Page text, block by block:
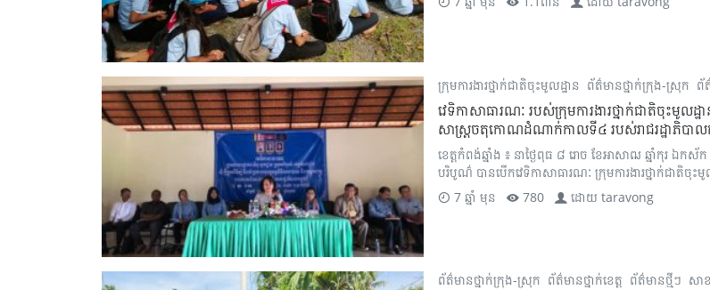
ក្រុមការងារថ្នាក់ជាតិចុះមូលដ្ឋាន ព័ត៌មានថ្នាក់ក្រុង-ស្រុក ព័
វេទិកាសាធារណៈ របស់ក្រុមការងារថ្នាក់ជាតិចុះមូល
សាស្រ្តចតុកោណដំណាក់កាលទី៤ របស់រាជរដ្ឋាភិបាលក
ខេត្តកំពង់ឆ្នាំង ៖ នាថ្ងៃពុធ ៨ រោច ខែអាសាឍ ឆ្នាំកុរ ឯ
បរិបូណ៌ បានបើកវេទិកាសាធារណៈ ក្រុមការងារថ្នាក់ជាតិចុះ
7 ឆ្នាំ មុន
780 ដោយtaravong
ព័ត៌មានថ្នាក់ក្រុង-ស្រុក ព័ត៌មានថ្នាក់ខេត្ត ព័ត៌មានថ្មីៗ សា